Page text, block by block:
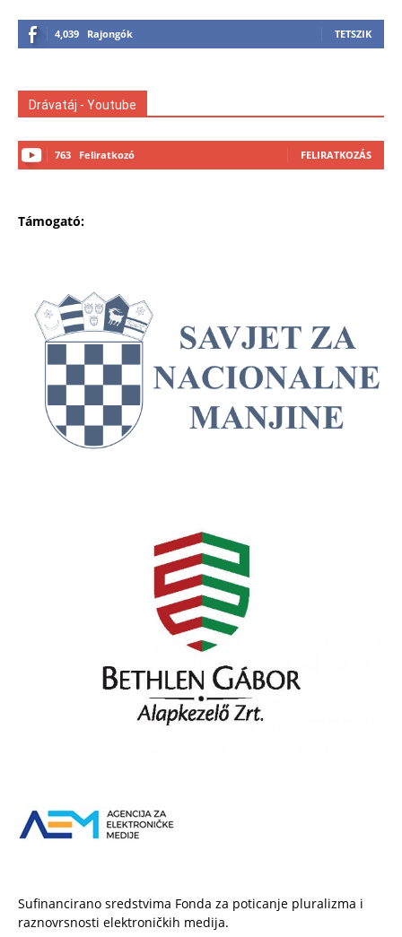
4,039 Rajongók TETSZIK
Drávatáj - Youtube
763 Feliratkozó FELIRATKOZÁS
Támogató:
Sufinancirano sredstvima Fonda za poticanje pluralizma i
raznovrsnosti elektroničkih medija.